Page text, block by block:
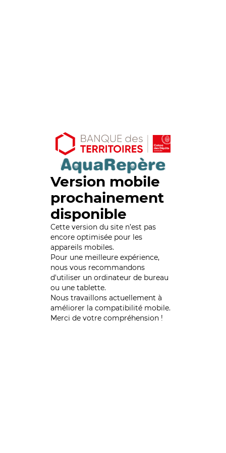
Version mobile
prochainement
disponible
Cette version du site n’est pas
encore optimisée pour les
appareils mobiles.
Pour une meilleure expérience,
nous vous recommandons
d'utiliser un ordinateur de bureau
ou une tablette.
Nous travaillons actuellement à
améliorer la compatibilité mobile.
Merci de votre compréhension !